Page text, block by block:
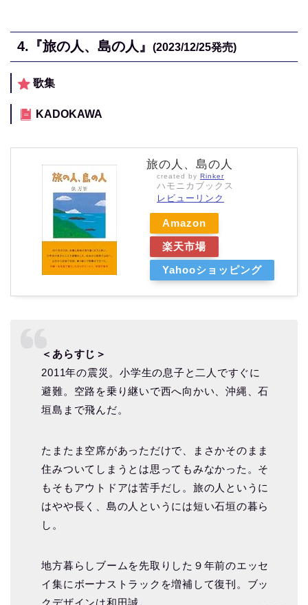
4. 『旅の人、島の人』 (2023/12/25発売)
歌集
KADOKAWA
旅の人、島の人
created by Rinker
ハモニカブックス
レビューリンク
Amazon
楽天市場
Yahooショッピング
＜あらすじ＞
2011年の震災。小学生の息子と二人ですぐに
避難。空路を乗り継いで西へ向かい、沖縄、石
垣島まで飛んだ。
たまたま空席があっただけで、まさかそのまま
住みついてしまうとは思ってもみなかった。そ
もそもアウトドアは苦手だし。旅の人というに
はやや長く、島の人というには短い石垣の暮ら
し。
地方暮らしブームを先取りした９年前のエッセ
イ集にボーナストラックを増補して復刊。ブッ
クデザインは和田誠。